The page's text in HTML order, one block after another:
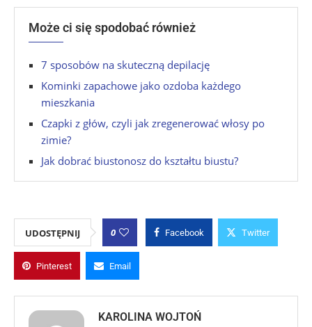
Może ci się spodobać również
7 sposobów na skuteczną depilację
Kominki zapachowe jako ozdoba każdego
mieszkania
Czapki z głów, czyli jak zregenerować włosy po
zimie?
Jak dobrać biustonosz do kształtu biustu?
UDOSTĘPNIJ 0 Facebook Twitter
Pinterest Email
KAROLINA WOJTOŃ